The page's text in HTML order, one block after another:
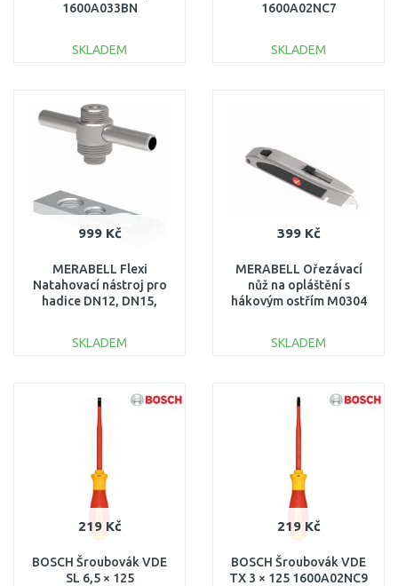
1600A033BN
SKLADEM
Porovnat
1600A02NC7
SKLADEM
999 Kč
MERABELL Flexi
Natahovací nástroj pro
hadice DN12, DN15,
SKLADEM
399 Kč
MERABELL Ořezávací
nůž na opláštění s
hákovým ostřím M0304
SKLADEM
219 Kč
BOSCH Šroubovák VDE
SL 6,5 × 125
219 Kč
BOSCH Šroubovák VDE
TX 3 × 125 1600A02NC9